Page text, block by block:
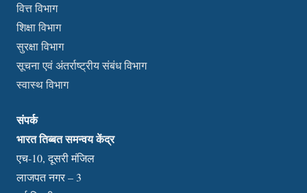
वित्त विभाग
शिक्षा विभाग
सुरक्षा विभाग
सूचना एवं अंतर्राष्ट्रीय संबंध विभाग
स्वास्थ विभाग
संपर्क
भारत तिब्बत समन्वय केंद्र
एच-10, दूसरी मंजिल
लाजपत नगर – 3